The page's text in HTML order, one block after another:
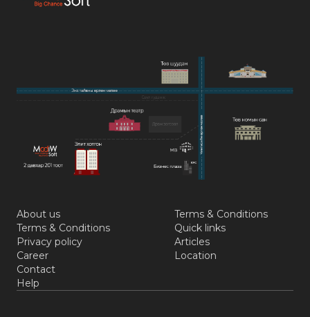
About us
Terms & Conditions
Privacy policy
Career
Contact
Help
Terms & Conditions
Quick links
Articles
Location